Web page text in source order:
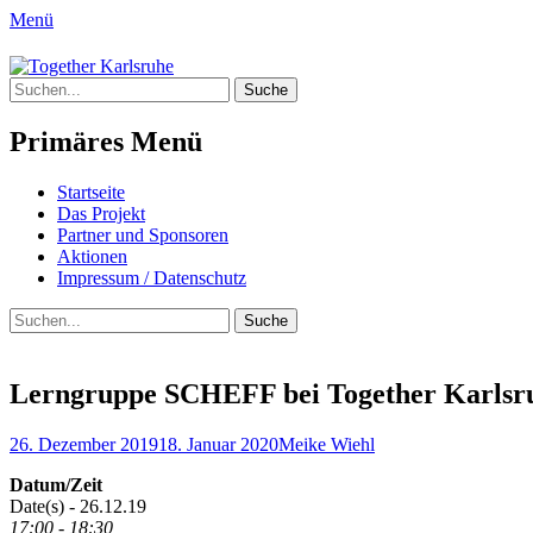
Menü
Together Karlsruhe
Integration von jungen Menschen mit
Suche
nach:
Primäres Menü
Springe
zum
Inhalt
Startseite
Das Projekt
Partner und Sponsoren
Aktionen
Impressum / Datenschutz
Suchen
Suche
nach:
Lerngruppe SCHEFF bei Together
Posted
26. Dezember 201918. Januar 2020Author
Meike Wiehl
Datum/Zeit
Date(s) - 26.12.19
17:00 - 18:30